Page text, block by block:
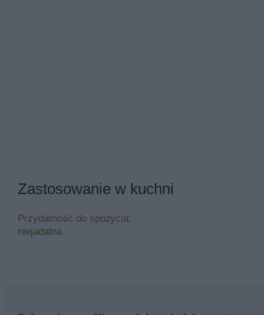
Zastosowanie w kuchni
Przydatność do spożycia:
niejadalna